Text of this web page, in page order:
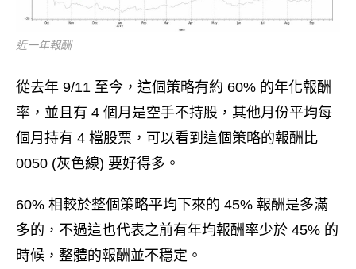
近一年報酬
從去年 9/11 至今，這個策略有約 60% 的年化報酬
率，並且有 4 個月是空手不持股，其他月份平均每
個月持有 4 檔股票，可以看到這個策略的報酬比
0050 (灰色線) 要好得多。
60% 相較於整個策略平均下來的 45% 報酬是多滿
多的，不過這也代表之前有年均報酬率少於 45% 的
時候，整體的報酬並不穩定。